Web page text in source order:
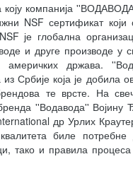
компанија
NSF сертификат
је глобална
и друге производе у
америчких држава.
Србије која је добила
те врсте. На
''Водавода'' Војину
др Урлих
биле
тако и правила